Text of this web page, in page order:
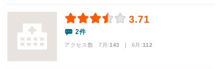
3.71
2件
アクセス数 7月:143 | 6月:112